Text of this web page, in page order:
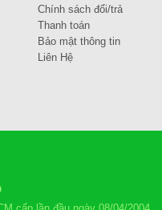
Chính sách đổi/trả
Thanh toán
Bảo mật thông tin
Liên Hệ